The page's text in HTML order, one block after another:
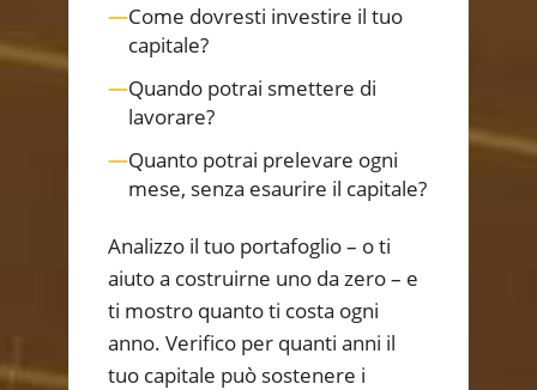
—Come dovresti investire il tuo
capitale?
—Quando potrai smettere di
lavorare?
—Quanto potrai prelevare ogni
mese, senza esaurire il capitale?
Analizzo il tuo portafoglio – o ti
aiuto a costruirne uno da zero – e
ti mostro quanto ti costa ogni
anno. Verifico per quanti anni il
tuo capitale può sostenere i